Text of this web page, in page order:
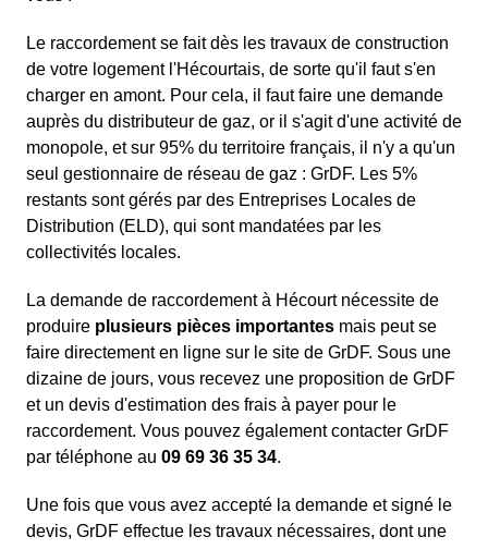
Le raccordement se fait dès les travaux de construction
de votre logement l'Hécourtais, de sorte qu'il faut s'en
charger en amont. Pour cela, il faut faire une demande
auprès du distributeur de gaz, or il s'agit d'une activité de
monopole, et sur 95% du territoire français, il n'y a qu'un
seul gestionnaire de réseau de gaz : GrDF. Les 5%
restants sont gérés par des Entreprises Locales de
Distribution (ELD), qui sont mandatées par les
collectivités locales.
La demande de raccordement à Hécourt nécessite de
produire plusieurs pièces importantes mais peut se
faire directement en ligne sur le site de GrDF. Sous une
dizaine de jours, vous recevez une proposition de GrDF
et un devis d'estimation des frais à payer pour le
raccordement. Vous pouvez également contacter GrDF
par téléphone au 09 69 36 35 34.
Une fois que vous avez accepté la demande et signé le
devis, GrDF effectue les travaux nécessaires, dont une